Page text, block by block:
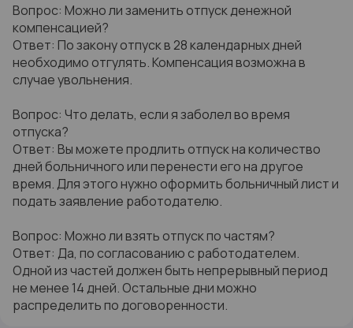
Вопрос: Можно ли заменить отпуск денежной
компенсацией?
Ответ: По закону отпуск в 28 календарных дней
необходимо отгулять. Компенсация возможна в
случае увольнения.
Вопрос: Что делать, если я заболел во время
отпуска?
Ответ: Вы можете продлить отпуск на количество
дней больничного или перенести его на другое
время. Для этого нужно оформить больничный лист и
подать заявление работодателю.
Вопрос: Можно ли взять отпуск по частям?
Ответ: Да, по согласованию с работодателем.
Одной из частей должен быть непрерывный период
не менее 14 дней. Остальные дни можно
распределить по договоренности.